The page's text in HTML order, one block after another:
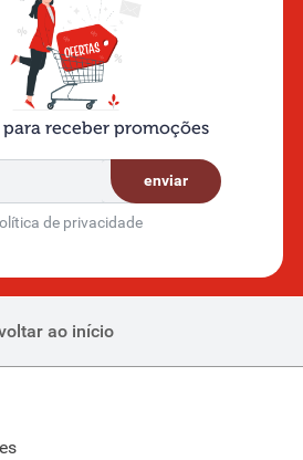
receber promoções
enviar
de privacidade
ao início